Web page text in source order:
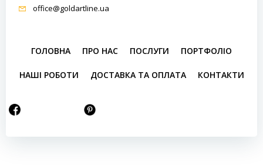
office@goldartline.ua
ГОЛОВНА ПРО НАС ПОСЛУГИ ПОРТФОЛІО
НАШІ РОБОТИ ДОСТАВКА ТА ОПЛАТА КОНТАКТИ